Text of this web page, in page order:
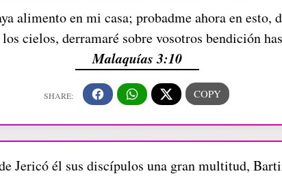
alimento en mi casa; probadme ahora en esto,
cielos, derramaré sobre vosotros bendición
Malaquías 3:10
Jericó él sus discípulos una gran multitud,